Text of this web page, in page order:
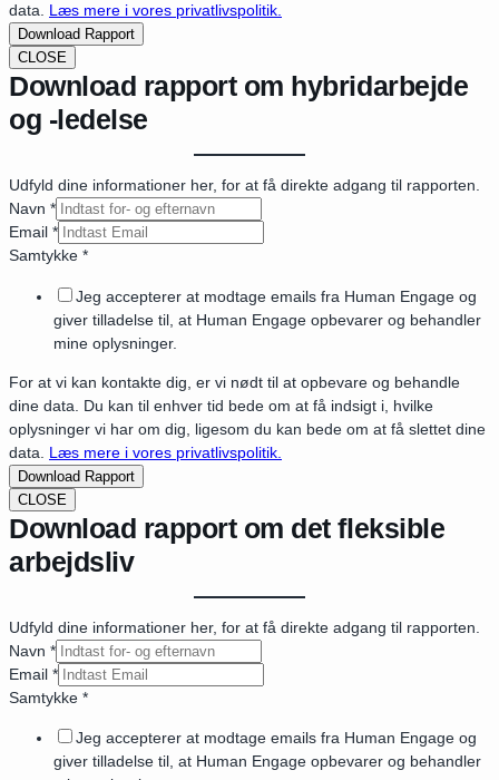
data. Læs mere i vores privatlivspolitik.
Download Rapport
CLOSE
Download rapport om hybridarbejde
og -ledelse
Udfyld dine informationer her, for at få direkte adgang til rapporten.
Navn *
Email *
Samtykke *
Jeg accepterer at modtage emails fra Human Engage og
giver tilladelse til, at Human Engage opbevarer og behandler
mine oplysninger.
For at vi kan kontakte dig, er vi nødt til at opbevare og behandle
dine data. Du kan til enhver tid bede om at få indsigt i, hvilke
oplysninger vi har om dig, ligesom du kan bede om at få slettet dine
data. Læs mere i vores privatlivspolitik.
Download Rapport
CLOSE
Download rapport om det fleksible
arbejdsliv
Udfyld dine informationer her, for at få direkte adgang til rapporten.
Navn *
Email *
Samtykke *
Jeg accepterer at modtage emails fra Human Engage og
giver tilladelse til, at Human Engage opbevarer og behandler